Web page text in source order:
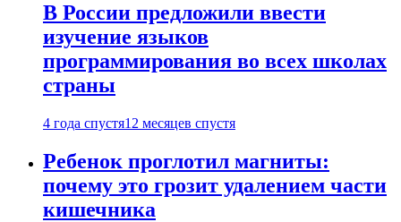
В России предложили ввести
изучение языков
программирования во всех школах
страны
4 года спустя12 месяцев спустя
Ребенок проглотил магниты:
почему это грозит удалением части
кишечника